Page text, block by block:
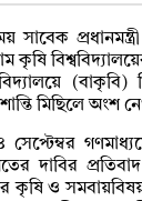
কৃষি
(বাকৃবি)
মিছিলে অংশ
দাবির
কৃষি ও